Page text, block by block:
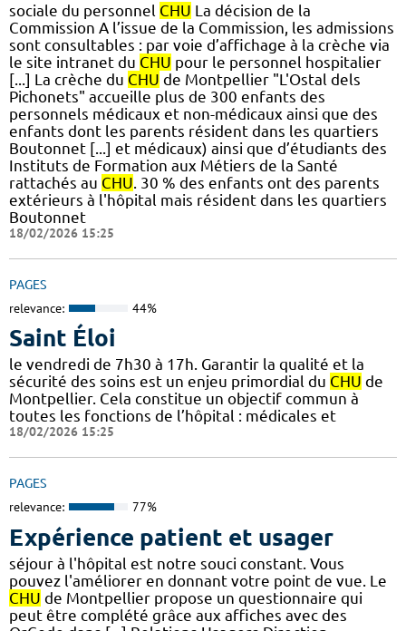
sociale du personnel CHU La décision de la
Commission A l’issue de la Commission, les admissions
sont consultables : par voie d’affichage à la crèche via
le site intranet du CHU pour le personnel hospitalier
[...] La crèche du CHU de Montpellier "L'Ostal dels
Pichonets" accueille plus de 300 enfants des
personnels médicaux et non-médicaux ainsi que des
enfants dont les parents résident dans les quartiers
Boutonnet [...] et médicaux) ainsi que d’étudiants des
Instituts de Formation aux Métiers de la Santé
rattachés au CHU . 30 % des enfants ont des parents
extérieurs à l'hôpital mais résident dans les quartiers
Boutonnet
18/02/2026 15:25
PAGES
relevance: 44%
Saint Éloi
le vendredi de 7h30 à 17h. Garantir la qualité et la
sécurité des soins est un enjeu primordial du CHU de
Montpellier. Cela constitue un objectif commun à
toutes les fonctions de l’hôpital : médicales et
18/02/2026 15:25
PAGES
relevance: 77%
Expérience patient et usager
séjour à l'hôpital est notre souci constant. Vous
pouvez l'améliorer en donnant votre point de vue. Le
CHU de Montpellier propose un questionnaire qui
peut être complété grâce aux affiches avec des